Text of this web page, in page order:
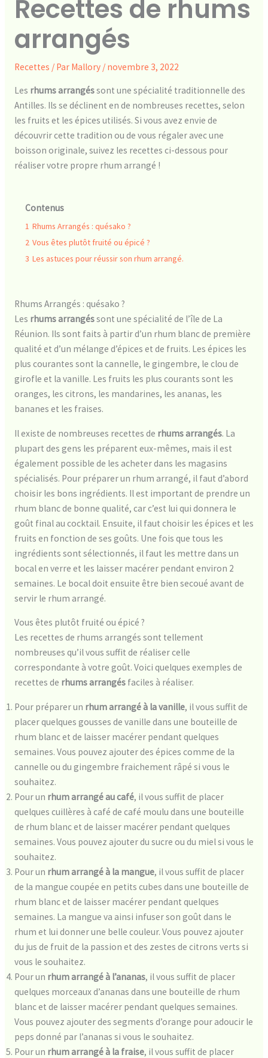
Recettes de rhums
arrangés
Recettes / Par Mallory / novembre 3, 2022
Les rhums arrangéssont une spécialité traditionnelle des
Antilles. Ils se déclinent en de nombreuses recettes, selon
les fruits et les épices utilisés. Si vous avez envie de
découvrir cette tradition ou de vous régaler avec une
boisson originale, suivez les recettes ci-dessous pour
réaliser votre propre rhum arrangé !
Contenus
1 Rhums Arrangés : quésako ?
2 Vous êtes plutôt fruité ou épicé ?
3 Les astuces pour réussir son rhum arrangé.
Rhums Arrangés : quésako ?
Les rhums arrangéssont une spécialité de l’île de La
Réunion. Ils sont faits à partir d’un rhum blanc de première
qualité et d’un mélange d’épices et de fruits. Les épices les
plus courantes sont la cannelle, le gingembre, le clou de
girofle et la vanille. Les fruits les plus courants sont les
oranges, les citrons, les mandarines, les ananas, les
bananes et les fraises.
Il existe de nombreuses recettes de rhums arrangés. La
plupart des gens les préparent eux-mêmes, mais il est
également possible de les acheter dans les magasins
spécialisés. Pour préparer un rhum arrangé, il faut d’abord
choisir les bons ingrédients. Il est important de prendre un
rhum blanc de bonne qualité, car c’est lui qui donnera le
goût final au cocktail. Ensuite, il faut choisir les épices et les
fruits en fonction de ses goûts. Une fois que tous les
ingrédients sont sélectionnés, il faut les mettre dans un
bocal en verre et les laisser macérer pendant environ 2
semaines. Le bocal doit ensuite être bien secoué avant de
servir le rhum arrangé.
Vous êtes plutôt fruité ou épicé ?
Les recettes de rhums arrangés sont tellement
nombreuses qu’il vous suffit de réaliser celle
correspondante à votre goût. Voici quelques exemples de
recettes de rhums arrangésfaciles à réaliser.
Pour préparer un rhum arrangé à la vanille, il vous suffit de
placer quelques gousses de vanille dans une bouteille de
rhum blanc et de laisser macérer pendant quelques
semaines. Vous pouvez ajouter des épices comme de la
cannelle ou du gingembre fraichement râpé si vous le
souhaitez.
Pour un rhum arrangé au café, il vous suffit de placer
quelques cuillères à café de café moulu dans une bouteille
de rhum blanc et de laisser macérer pendant quelques
semaines. Vous pouvez ajouter du sucre ou du miel si vous le
souhaitez.
Pour un rhum arrangé à la mangue, il vous suffit de placer
de la mangue coupée en petits cubes dans une bouteille de
rhum blanc et de laisser macérer pendant quelques
semaines. La mangue va ainsi infuser son goût dans le
rhum et lui donner une belle couleur. Vous pouvez ajouter
du jus de fruit de la passion et des zestes de citrons verts si
vous le souhaitez.
Pour un rhum arrangé à l’ananas, il vous suffit de placer
quelques morceaux d’ananas dans une bouteille de rhum
blanc et de laisser macérer pendant quelques semaines.
Vous pouvez ajouter des segments d’orange pour adoucir le
peps donné par l’ananas si vous le souhaitez.
Pour un rhum arrangé à la fraise, il vous suffit de placer